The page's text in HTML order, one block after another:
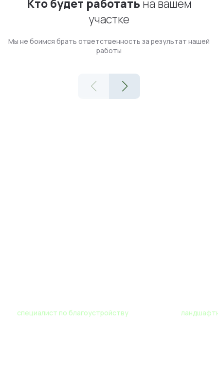
Кто будет работать на вашем
участке
Мы не боимся брать ответственность за результат нашей
работы
специалист по благоустройству